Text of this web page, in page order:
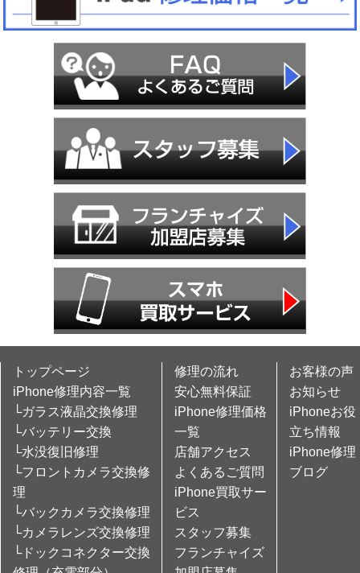
トップページ
iPhone修理内容一覧
└ガラス液晶交換修理
└バッテリー交換
└水没復旧修理
└フロントカメラ交換修
理
└バックカメラ交換修理
└カメラレンズ交換修理
└ドックコネクター交換
修理の流れ
安心無料保証
iPhone修理価格
一覧
店舗アクセス
よくあるご質問
iPhone買取サー
ビス
スタッフ募集
フランチャイズ
お客様の声
お知らせ
iPhoneお役
立ち情報
iPhone修理
ブログ